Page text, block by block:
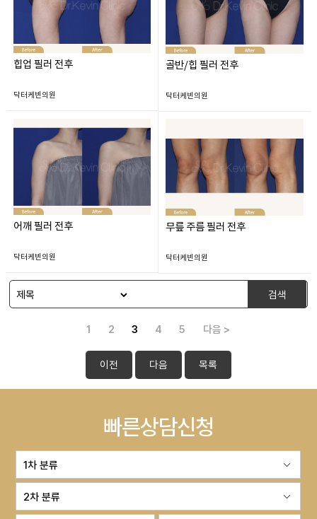
힙업 필러 전후
닥터케빈의원
골반/힙 필러 전후
닥터케빈의원
어깨 필러 전후
닥터케빈의원
무릎 주름 필러 전후
닥터케빈의원
검색
1 2 3 4 5 다음 >
이전 다음 목록
빠른상담신청